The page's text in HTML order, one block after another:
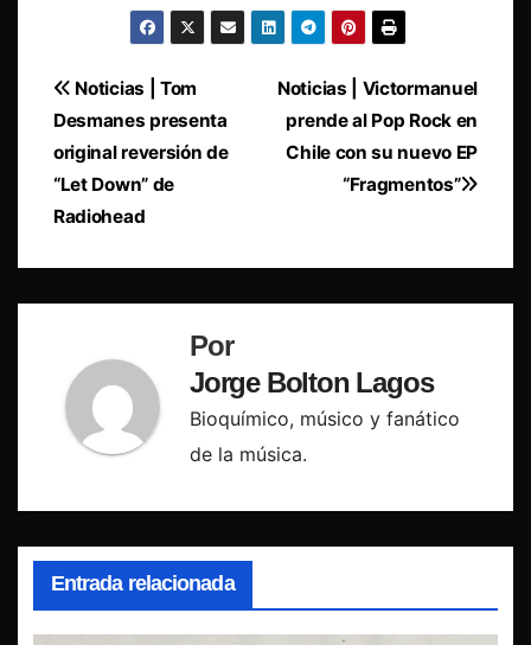
Navegación
de
entradas
Noticias | Victormanuel
prende al Pop Rock en
Chile con su nuevo EP
“Fragmentos”
Noticias | Tom
Desmanes presenta
original reversión de
“Let Down” de
Radiohead
Por
Jorge Bolton Lagos
Bioquímico, músico y fanático
de la música.
Entrada relacionada